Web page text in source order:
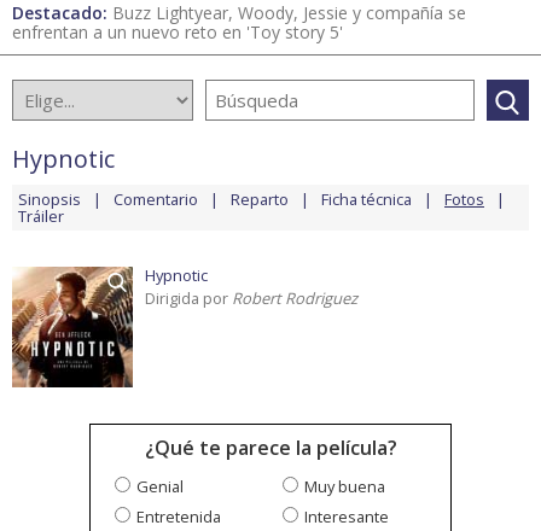
Destacado: Buzz Lightyear, Woody, Jessie y compañía se
enfrentan a un nuevo reto en 'Toy story 5'
Hypnotic
Sinopsis Comentario Reparto Ficha técnica Fotos
Tráiler
Hypnotic
Dirigida por Robert Rodriguez
¿Qué te parece la película?
Genial
Muy buena
Entretenida
Interesante